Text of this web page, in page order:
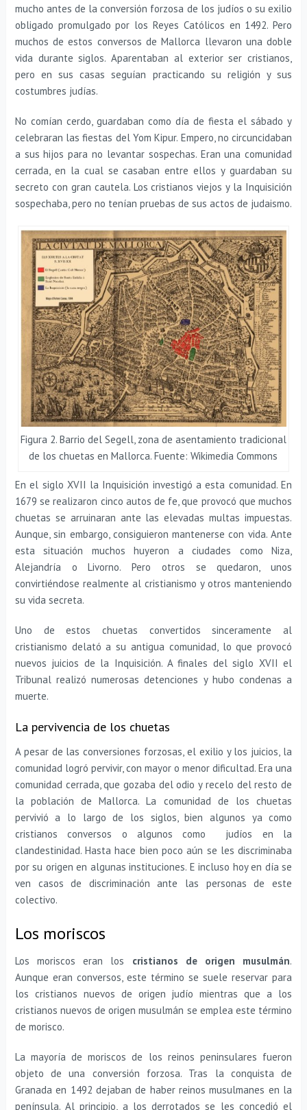
mucho antes de la conversión forzosa de los judíos o su exilio
obligado promulgado por los Reyes Católicos en 1492. Pero
muchos de estos conversos de Mallorca llevaron una doble
vida durante siglos. Aparentaban al exterior ser cristianos,
pero en sus casas seguían practicando su religión y sus
costumbres judías.
No comían cerdo, guardaban como día de fiesta el sábado y
celebraran las fiestas del Yom Kipur. Empero, no circuncidaban
a sus hijos para no levantar sospechas. Eran una comunidad
cerrada, en la cual se casaban entre ellos y guardaban su
secreto con gran cautela. Los cristianos viejos y la Inquisición
sospechaba, pero no tenían pruebas de sus actos de judaismo.
Figura 2. Barrio del Segell, zona de asentamiento tradicional
de los chuetas en Mallorca. Fuente: Wikimedia Commons
En el siglo XVII la Inquisición investigó a esta comunidad. En
1679 se realizaron cinco autos de fe, que provocó que muchos
chuetas se arruinaran ante las elevadas multas impuestas.
Aunque, sin embargo, consiguieron mantenerse con vida. Ante
esta situación muchos huyeron a ciudades como Niza,
Alejandría o Livorno. Pero otros se quedaron, unos
convirtiéndose realmente al cristianismo y otros manteniendo
su vida secreta.
Uno de estos chuetas convertidos sinceramente al
cristianismo delató a su antigua comunidad, lo que provocó
nuevos juicios de la Inquisición. A finales del siglo XVII el
Tribunal realizó numerosas detenciones y hubo condenas a
muerte.
La pervivencia de los chuetas
A pesar de las conversiones forzosas, el exilio y los juicios, la
comunidad logró pervivir, con mayor o menor dificultad. Era una
comunidad cerrada, que gozaba del odio y recelo del resto de
la población de Mallorca. La comunidad de los chuetas
pervivió a lo largo de los siglos, bien algunos ya como
cristianos conversos o algunos como judíos en la
clandestinidad. Hasta hace bien poco aún se les discriminaba
por su origen en algunas instituciones. E incluso hoy en día se
ven casos de discriminación ante las personas de este
colectivo.
Los moriscos
Los moriscos eran los cristianos de origen musulmán.
Aunque eran conversos, este término se suele reservar para
los cristianos nuevos de origen judío mientras que a los
cristianos nuevos de origen musulmán se emplea este término
de morisco.
La mayoría de moriscos de los reinos peninsulares fueron
objeto de una conversión forzosa. Tras la conquista de
Granada en 1492 dejaban de haber reinos musulmanes en la
península. Al principio, a los derrotados se les concedió el